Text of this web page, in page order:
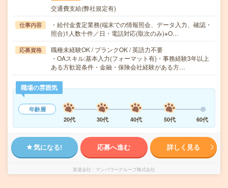
交通費支給(弊社規定有)
仕事内容
・給付金査定業務(端末での情報照会、データ入力、確認・
照合)1人数十件／日・電話対応(取次のみ)※O…
応募資格
職種未経験OK / ブランクOK / 英語力不要
・OAスキル:基本入力(フォーマット有)・事務経験3年以上
ある方歓迎条件・金融・保険会社経験がある方…
職場の雰囲気
年齢層
20代
30代 40代 50代 60代
気になる! 応募へ進む 詳しく見る
派遣会社 マンパワーグループ株式会社